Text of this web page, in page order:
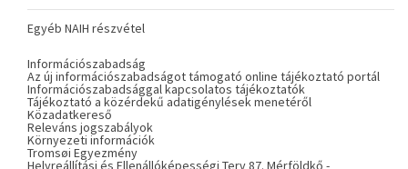
Egyéb NAIH részvétel
Információszabadság
Az új információszabadságot támogató online tájékoztató portál
Információszabadsággal kapcsolatos tájékoztatók
Tájékoztató a közérdekű adatigénylések menetéről
Közadatkereső
Releváns jogszabályok
Környezeti információk
Tromsøi Egyezmény
Helyreállítási és Ellenállóképességi Terv 87. Mérföldkő -